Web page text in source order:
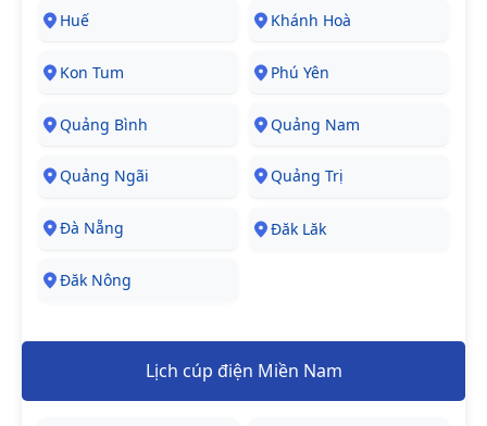
Huế Khánh Hoà
Kon Tum Phú Yên
Quảng Bình Quảng Nam
Quảng Ngãi Quảng Trị
Đà Nẵng Đăk Lăk
Đăk Nông
Lịch cúp điện Miền Nam